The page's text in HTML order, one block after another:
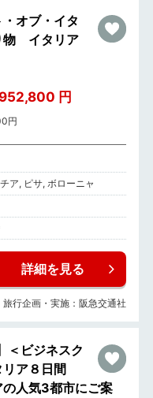
オブ・イタ
物 イタリア
円
円
ア, ピサ, ボローニャ
詳細を見る
旅行企画・実施：阪急交通社
＜ビジネスク
リア８日間
人気3都市にご案